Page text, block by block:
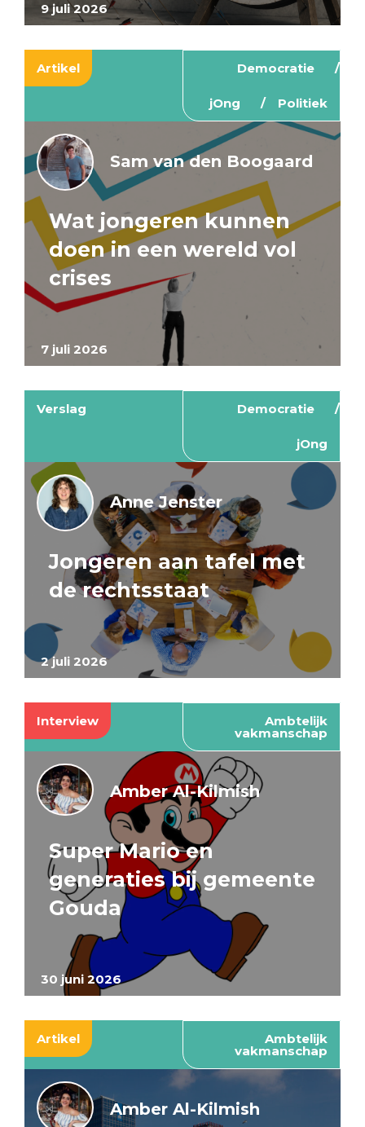
9 juli 2026
Artikel Democratie
jOng Politiek
7 juli 2026
Sam van den Boogaard
Wat jongeren kunnen
doen in een wereld vol
crises
Verslag Democratie
jOng
2 juli 2026
Anne Jenster
Jongeren aan tafel met
de rechtsstaat
Interview Ambtelijk
vakmanschap
30 juni 2026
Amber Al-Kilmish
Super Mario en
generaties bij gemeente
Gouda
Artikel Ambtelijk
vakmanschap
Amber Al-Kilmish